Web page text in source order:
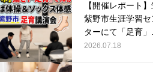
【開催レポート
紫野市生涯学習セ
ターにて「足育」
演会に登壇し…
2026.07.18